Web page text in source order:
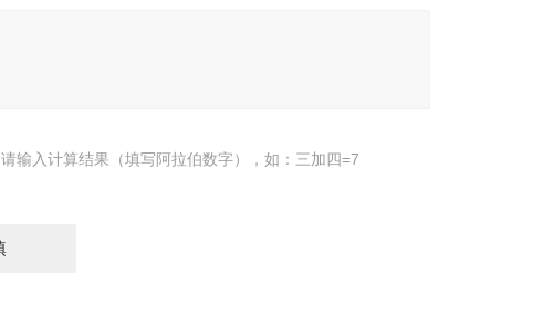
请输入计算结果（填写阿拉伯数字），如：三加四=7